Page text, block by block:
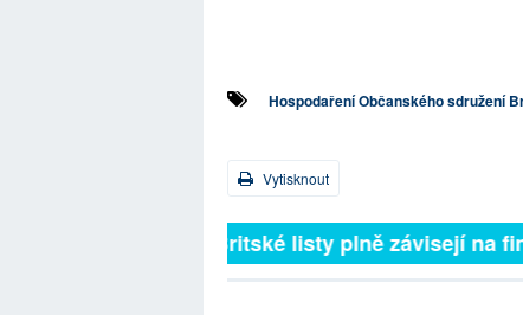
Hospodaření Občanského sdružení
Vytisknout
Britské listy plně závisejí na